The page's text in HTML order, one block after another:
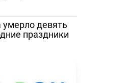
девять
праздники